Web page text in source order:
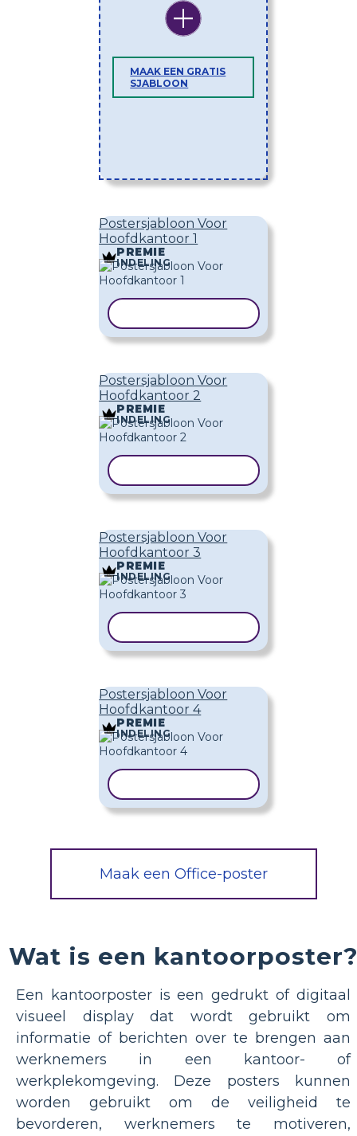
MAAK EEN GRATIS
SJABLOON
Postersjabloon Voor
Hoofdkantoor 1
PREMIE
INDELING
Postersjabloon Voor
Hoofdkantoor 2
PREMIE
INDELING
Postersjabloon Voor
Hoofdkantoor 3
PREMIE
INDELING
Postersjabloon Voor
Hoofdkantoor 4
PREMIE
INDELING
Maak een Office-poster
Wat is een
Een kantoorposter is een gedrukt of digitaal
visueel display dat wordt gebruikt om
informatie of berichten over te brengen aan
werknemers in een kantoor- of
werkplekomgeving. Deze posters kunnen
worden gebruikt om de veiligheid te
bevorderen, werknemers te motiveren,